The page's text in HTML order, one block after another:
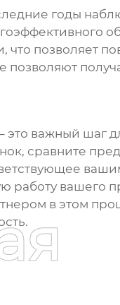
годы
позволяет
позволяют
это важный шаг
сравните
работу вашего
в этом